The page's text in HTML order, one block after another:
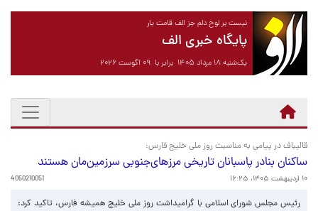
نیست بر لوح دلم جز الف قامت یار
پایگاه خبری الف
یک‌شنبه ۱۸ مرداد ۱۴۰۵ برابر با ۰۹ آگوست ۲۰۲۶
قالیباف در پیامی به مناسبت روز ملی خلیج فارس:
ساکنان بنادر پاسبانان تاریخی مرز‌های‌جنوبی سرزمین‌مان هستند
۱۰ اردیبهشت ۱۴۰۵، ۱۶:۲۵ 4050210051
رئیس مجلس شورای اسلامی با گرامیداشت روز ملی خلیج همیشه فارس، تاکید کرد: